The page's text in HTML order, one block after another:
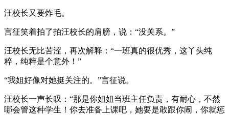
汪校长又要炸毛。
言征笑着拍了拍汪校长的肩膀，说：“没关系。”
汪校长无比苦涩，再次解释：“一班真的很优秀，这丫头纯
粹，纯粹是个意外！”
“我姐好像对她挺关注的。”言征说。
汪校长一声长叹：“那是你姐姐当班主任负责，有耐心，不然
哪会管这种学生！你去准备上课吧，她要是敢跟你闹，你就惩